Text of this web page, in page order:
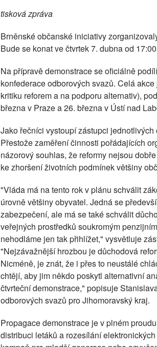
tisková zpráva
Brněnské občanské iniciativy
Bude se konat ve čtvrtek 7. dubna od
Na přípravě demonstrace se oficiálně
konfederace odborových svazů. Celá
kritiku reforem a na podporu alternativ),
března v Praze a 26. března v Ústí nad
Jako řečníci vystoupí zástupci
Přestože zaměření činnosti pořádajících
názorový souhlas, že reformy nejsou
ke zhoršení životních podmínek většiny
"Vláda má na tento rok v plánu schválit
úrovně většiny obyvatel. Jedná se
zabezpečení, ale má se také schválit
veřejných prostředků soukromým
nehodláme jen tak přihlížet," vysvětluje
"Nejzávažnější hrozbou je důchodová
Nicméně, je znát, že i přes to neustálé
chtějí, aby jim někdo poskytl alternativní
čtvrteční demonstrace," popisuje
odborových svazů pro Jihomoravský kraj.
Propagace demonstrace je v plném
distribuci letáků a rozesílání